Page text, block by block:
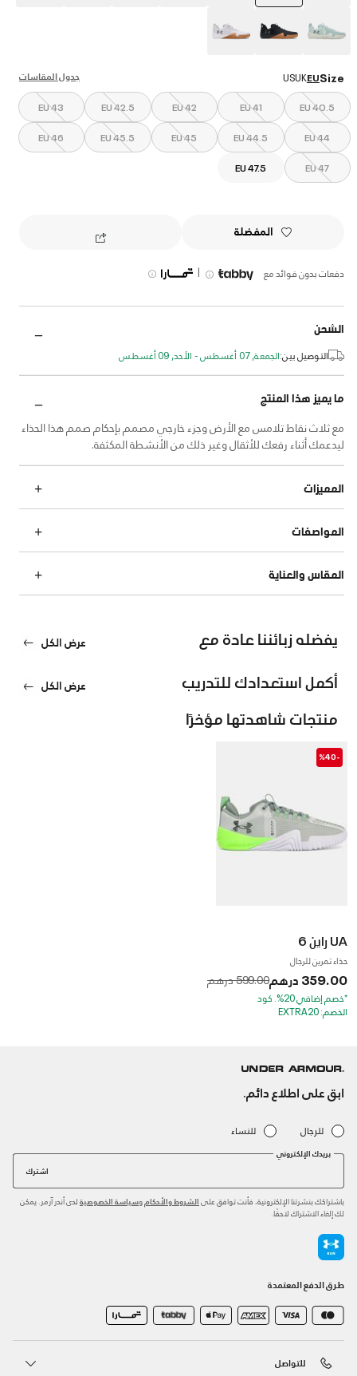
جدول المقاسات Size
EU
UK
US
EU 40.5
EU 41
EU 42
EU 42.5
EU 43
EU 44
EU 44.5
EU 45
EU 45.5
EU 46
EU 47
EU 47.5
المفضلة
دفعات بدون فوائد مع |
الشحن
التوصيل بين:الجمعة, 07 أغسطس - الأحد, 09 أغسطس
ما يميز هذا المنتج
مع ثلاث نقاط تلامس مع الأرض وجزء خارجي مصمم بإحكام صمم هذا الحذاء
ليدعمك أثناء رفعك للأثقال وغير ذلك من الأنشطة المكثفة.
المميزات
المواصفات
المقاس والعناية
يفضله زبائننا عادة مع عرض الكل
أكمل استعدادك للتدريب عرض الكل
منتجات شاهدتها مؤخرًا
-%40
UA راين 6
حذاء تمرين للرجال
359.00 درهم Price reduced from
599.00 درهم to
*خصم إضافي 20%. كود
الخصم: EXTRA20
ابق على اطلاع دائم.
للرجال للنساء
بريدك الإلكتروني
اشترك
باشتراكك بنشرتنا الإلكترونية، فأنت توافق على الشروط والأحكام وسياسة الخصوصية لدى أندر آرمر. يمكن
لك إلغاء الاشتراك لاحقًا.
طرق الدفع المعتمدة
للتواصل